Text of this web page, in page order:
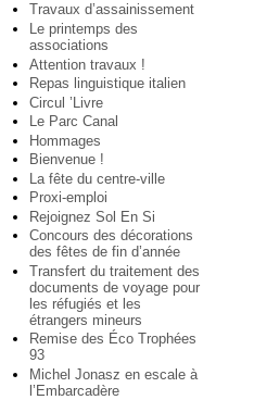
Travaux d’assainissement
Le printemps des
associations
Attention travaux !
Repas linguistique italien
Circul ’Livre
Le Parc Canal
Hommages
Bienvenue !
La fête du centre-ville
Proxi-emploi
Rejoignez Sol En Si
Concours des décorations
des fêtes de fin d’année
Transfert du traitement des
documents de voyage pour
les réfugiés et les
étrangers mineurs
Remise des Éco Trophées
93
Michel Jonasz en escale à
l’Embarcadère